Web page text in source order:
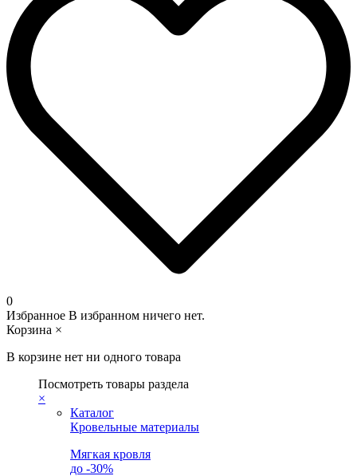
0
Избранное В избранном ничего нет.
Корзина ×
В корзине нет ни одного товара
Посмотреть товары раздела
×
Каталог
Кровельные материалы
Мягкая кровля
до -30%